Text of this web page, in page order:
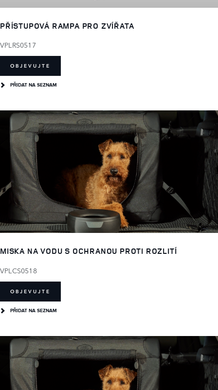
PŘÍSTUPOVÁ RAMPA PRO ZVÍŘATA
VPLRS0517
OBJEVUJTE
PŘIDAT NA SEZNAM
MISKA NA VODU S OCHRANOU PROTI ROZLITÍ
VPLCS0518
OBJEVUJTE
PŘIDAT NA SEZNAM